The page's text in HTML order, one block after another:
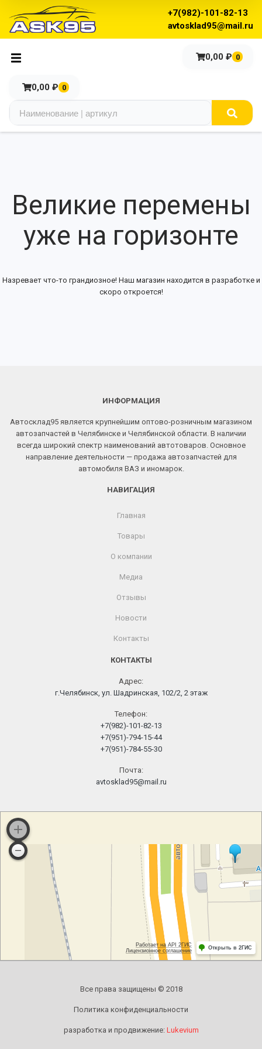
+7(982)-101-82-13
avtosklad95@mail.ru
0,00 ₽ 0
0,00 ₽ 0
Великие перемены
уже на горизонте
Назревает что-то грандиозное! Наш магазин находится в разработке и
скоро откроется!
ИНФОРМАЦИЯ
Автосклад95 является крупнейшим оптово-розничным магазином
автозапчастей в Челябинске и Челябинской области. В наличии
всегда широкий спектр наименований автотоваров. Основное
направление деятельности — продажа автозапчастей для
автомобиля ВАЗ и иномарок.
НАВИГАЦИЯ
Главная
Товары
О компании
Медиа
Отзывы
Новости
Контакты
КОНТАКТЫ
Адрес:
г.Челябинск, ул. Шадринская, 102/2, 2 этаж
Телефон:
+7(982)-101-82-13
+7(951)-794-15-44
+7(951)-784-55-30
Почта:
avtosklad95@mail.ru
Все права защищены © 2018
Политика конфиденциальности
разработка и продвижение: Lukevium